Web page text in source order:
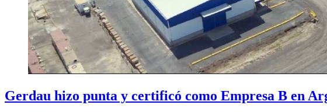
Gerdau hizo punta y certificó como Empresa B en